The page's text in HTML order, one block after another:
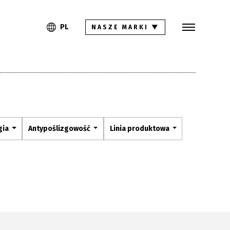
PL
PL NASZE MARKI ▼
Antypoślizgowość Linia produktowa
Inspiracje
Pliki do pobrania
Strefa architekta